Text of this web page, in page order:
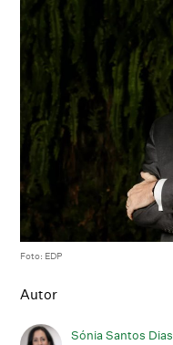
Foto: EDP
Autor
Sónia Santos Dias